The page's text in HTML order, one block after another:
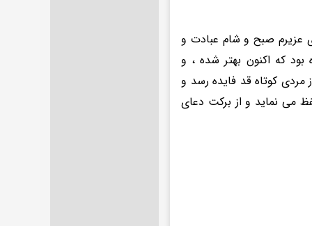
عزیرم صبح و شام عبادت و
که اکنون بهتر شده ، و
کوتاه قد فایده رسد و
می نماید و از برکت دعای